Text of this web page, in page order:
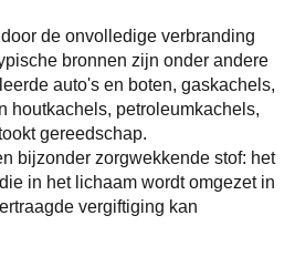
de onvolledige verbranding
bronnen zijn onder andere
auto's en boten, gaskachels,
houtkachels, petroleumkachels,
gereedschap.
bijzonder zorgwekkende stof: het
in het lichaam wordt omgezet in
vergiftiging kan